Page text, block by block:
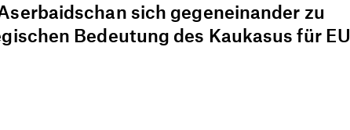
sich gegeneinander zu
Bedeutung des Kaukasus für EU